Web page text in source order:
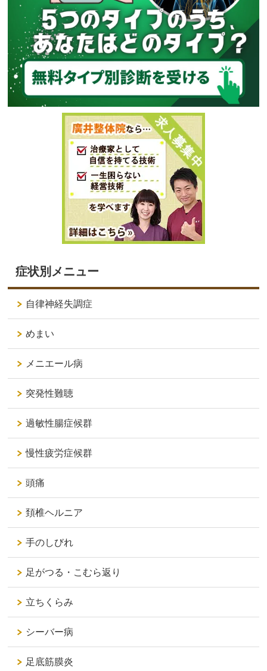
症状別メニュー
自律神経失調症
めまい
メニエール病
突発性難聴
過敏性腸症候群
慢性疲労症候群
頭痛
頚椎ヘルニア
手のしびれ
足がつる・こむら返り
立ちくらみ
シーバー病
足底筋膜炎